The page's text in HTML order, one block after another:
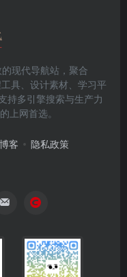
现代导航站，聚合
具、设计素材、学习平
持多引擎搜索与生产力
上网首选。
客 隐私政策